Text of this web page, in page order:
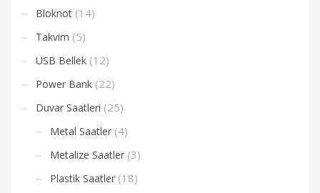
Bloknot (14)
Takvim (5)
USB Bellek (12)
Power Bank (22)
Duvar Saatleri (25)
Metal Saatler (4)
Metalize Saatler (3)
Plastik Saatler (18)